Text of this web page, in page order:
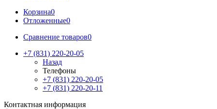
Корзина0
Отложенные0
Сравнение товаров0
+7 (831) 220-20-05
Назад
Телефоны
+7 (831) 220-20-05
+7 (831) 220-20-11
Контактная информация